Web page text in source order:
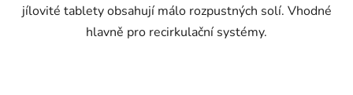
jílovité tablety obsahují málo rozpustných solí. Vhodné
hlavně pro recirkulační systémy.